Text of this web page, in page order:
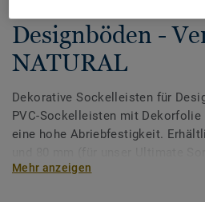
Designböden -
NATURAL
Dekorative Sockelleisten für
PVC-Sockelleisten mit Dekorfolie
eine hohe Abriebfestigkeit.
unsere Designböden
Mehr anzeigen